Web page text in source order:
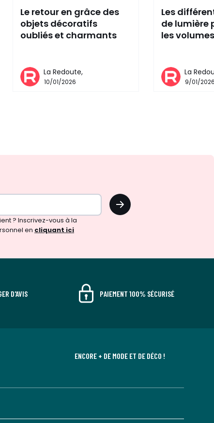
Le retour en grâce des
objets décoratifs
oubliés et charmants
La Redoute,
10/01/2026
Les
de lumière
les volumes
La
9/01/
OK
? Inscrivez-vous à la
en cliquant ici
D'AVIS PAIEMENT 100% SÉCURISÉ
ENCORE + DE MODE ET DE DÉCO !